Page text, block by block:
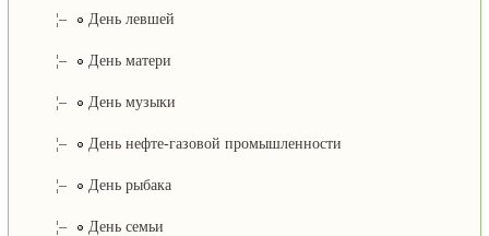
¦– День левшей
¦– День матери
¦– День музыки
¦– День нефте-газовой промышленности
¦– День рыбака
¦– День семьи